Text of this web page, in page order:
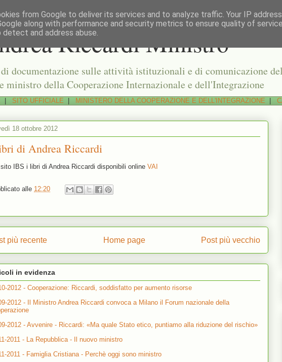
Riccardi Ministro
documentazione sulle attività istituzionali e di comunicazione
ministro della Cooperazione Internazionale e dell'Integrazione
SITO UFFICIALE MINISTERO DELLA COOPERAZIONE E DELL'INTEGRAZIONE
18 ottobre 2012
di Andrea Riccardi
IBS i libri di Andrea Riccardi disponibili online VAI
alle 12:20
più recente Post più vecchio
Home page
in evidenza
2012 - Cooperazione: Riccardi, soddisfatto per aumento risorse
2012 - Il Ministro Andrea Riccardi convoca a Milano il Forum nazionale della
2012 - Avvenire - Riccardi: «Ma quale Stato etico, puntiamo alla riduzione del rischio»
2011 - La Repubblica - Il nuovo ministro
2011 - Famiglia Cristiana - Perchè oggi sono ministro
from Google to deliver its services and to analyze traffic. Your IP
along with performance and security metrics to ensure quality of
and address abuse.